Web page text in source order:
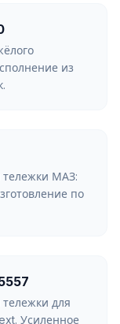
из
тележки МАЗ:
по
для
Усиленное